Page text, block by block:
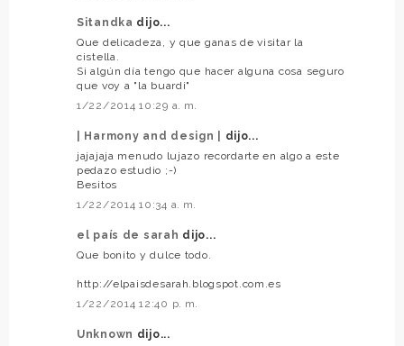
Sitandka dijo...
Que delicadeza, y que ganas de visitar la
cistella.
Si algún día tengo que hacer alguna cosa seguro
que voy a "la buardi"
1/22/2014 10:29 a. m.
| Harmony and design |
dijo...
jajajaja menudo lujazo recordarte en algo a este
pedazo estudio ;-)
Besitos
1/22/2014 10:34 a. m.
el país de sarah dijo...
Que bonito y dulce todo.
http://elpaisdesarah.blogspot.com.es
1/22/2014 12:40 p. m.
Unknown dijo...